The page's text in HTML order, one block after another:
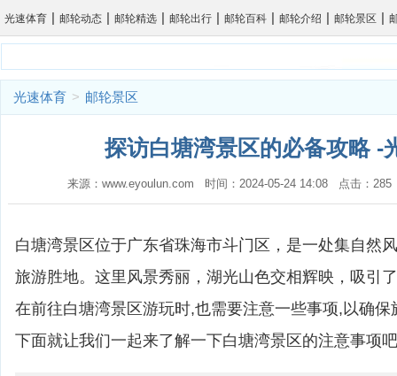
光速体育 | 邮轮动态 | 邮轮精选 | 邮轮出行 | 邮轮百科 | 邮轮介绍 | 邮轮景区 |
光速体育 > 邮轮景区
探访白塘湾景区的必备攻略 -
来源：www.eyoulun.com 时间：2024-05-24 14:08 点击：
白塘湾景区位于广东省珠海市斗门区，是一处集自然
旅游胜地。这里风景秀丽，湖光山色交相辉映，吸引
在前往白塘湾景区游玩时,也需要注意一些事项,以确
下面就让我们一起来了解一下白塘湾景区的注意事项